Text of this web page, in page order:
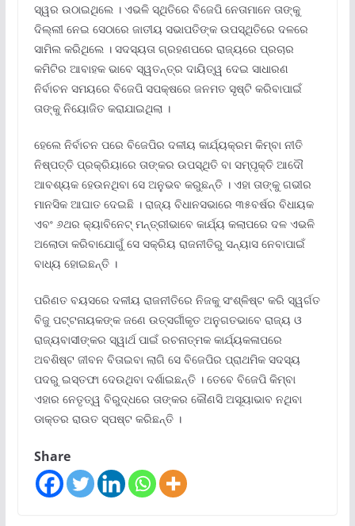
ସ୍ୱର ଉଠାଇଥିଲେ । ଏଭଳି ସ୍ଥିତିରେ ବିଜେପି ନେତାମାନେ ତାଙ୍କୁ
ଦିଲ୍ଲୀ ନେଇ ସେଠାରେ ଜାତୀୟ ସଭାପତିଙ୍କ ଉପସ୍ଥିତିରେ ଦଳରେ
ସାମିଲ କରିଥିଲେ । ସଦସ୍ୟତା ଗ୍ରହଣପରେ ରାଜ୍ୟରେ ପ୍ରଚାର
କମିଟିର ଆବାହକ ଭାବେ ସ୍ୱତନ୍ତ୍ର ଦାୟିତ୍ୱ ଦେଇ ସାଧାରଣ
ନିର୍ବାଚନ ସମୟରେ ବିଜେପି ସପକ୍ଷରେ ଜନମତ ସୃଷ୍ଟି କରିବାପାଇଁ
ତାଙ୍କୁ ନିୟୋଜିତ କରାଯାଇଥିଲା ।
ହେଲେ ନିର୍ବାଚନ ପରେ ବିଜେପିର ଦଳୀୟ କାର୍ଯ୍ୟକ୍ରମ କିମ୍ବା ନୀତି
ନିଷ୍ପତ୍ତି ପ୍ରକ୍ରିୟାରେ ତାଙ୍କର ଉପସ୍ଥିତି ବା ସମ୍ପୃକ୍ତି ଆଦୌ
ଆବଶ୍ୟକ ହେଉନଥିବା ସେ ଅନୁଭବ କରୁଛନ୍ତି । ଏହା ତାଙ୍କୁ ଗଭୀର
ମାନସିକ ଆଘାତ ଦେଇଛି । ରାଜ୍ୟ ବିଧାନସଭାରେ ୩୫ବର୍ଷର ବିଧାୟକ
ଏବଂ ୬ଥର କ୍ୟାବିନେଟ୍‍ ମନ୍ତ୍ରୀଭାବେ କାର୍ଯ୍ୟ କଲାପରେ ଦଳ ଏଭଳି
ଅଲୋଡା କରିବାଯୋଗୁଁ ସେ ସକ୍ରିୟ ରାଜନୀତିରୁ ସନ୍ୟାସ ନେବାପାଇଁ
ବାଧ୍ୟ ହୋଇଛନ୍ତି ।
ପରିଣତ ବୟସରେ ଦଳୀୟ ରାଜନୀତିରେ ନିଜକୁ ସଂଶ୍ଳିଷ୍ଟ କରି ସ୍ୱର୍ଗତ
ବିଜୁ ପଟ୍ଟନାୟକଙ୍କ ଜଣେ ଉତ୍ସର୍ଗୀକୃତ ଅନୁଗତଭାବେ ରାଜ୍ୟ ଓ
ରାଜ୍ୟବାସୀଙ୍କର ସ୍ୱାର୍ଥ ପାଇଁ ରଚନାତ୍ମକ କାର୍ଯ୍ୟକଳାପରେ
ଅବଶିଷ୍ଟ ଜୀବନ ବିତାଇବା ଲାଗି ସେ ବିଜେପିର ପ୍ରାଥମିକ ସଦସ୍ୟ
ପଦରୁ ଇସ୍ତଫା ଦେଉଥିବା ଦର୍ଶାଇଛନ୍ତି । ତେବେ ବିଜେପି କିମ୍ବା
ଏହାର ନେତୃତ୍ୱ ବିରୁଦ୍ଧରେ ତାଙ୍କର କୌଣସି ଅସୂୟାଭାବ ନଥିବା
ଡାକ୍ତର ରାଉତ ସ୍ପଷ୍ଟ କରିଛନ୍ତି ।
Share